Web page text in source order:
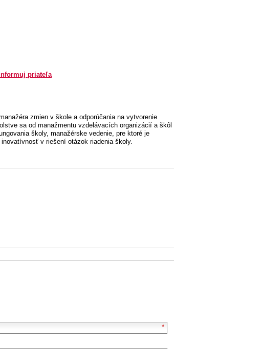
priateľa
zmien v škole a odporúčania na vytvorenie
sa od manažmentu vzdelávacích organizácií a škôl
školy, manažérske vedenie, pre ktoré je
v riešení otázok riadenia školy.